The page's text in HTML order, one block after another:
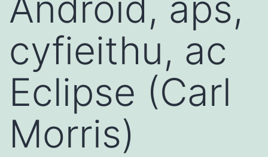
cyfieithu, ac
Eclipse (Carl
Morris)